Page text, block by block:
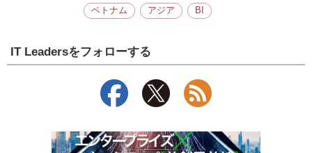
ベトナム アジア BI
IT Leadersをフォローする